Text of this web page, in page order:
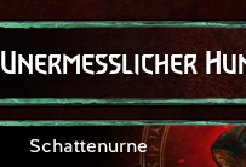
Unermesslicher
Schattenurne